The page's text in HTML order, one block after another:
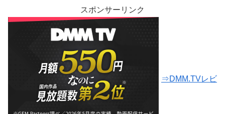
スポンサーリンク
⇒DMM.TVレビ